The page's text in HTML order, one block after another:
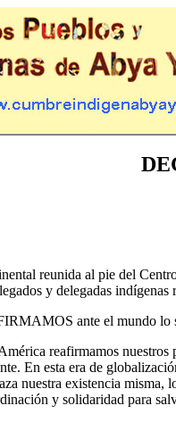
reunida al pie del
y delegadas
ante el mundo lo
reafirmamos
En esta era de
nuestra existencia misma,
y solidaridad para